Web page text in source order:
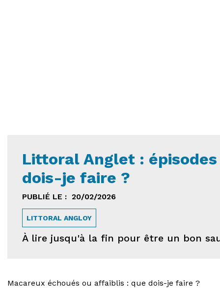
Littoral Anglet :
dois-je faire ?
PUBLIÉ LE : 20/02/2026
LITTORAL ANGLOY
À lire jusqu'à la fin pour être un bon
Macareux échoués ou affaiblis : que dois-je faire ?